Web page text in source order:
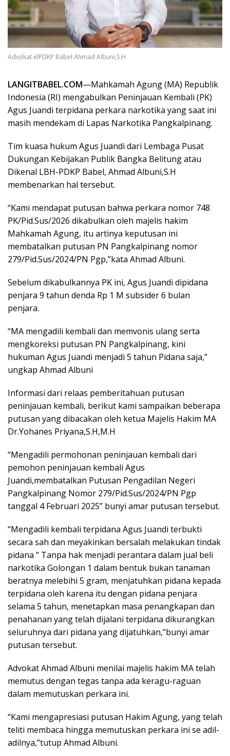
Advokat elPDKP Babel Ahmad Albuni,S.H
LANGITBABEL.COM—Mahkamah Agung (MA) Republik
Indonesia (RI) mengabulkan Peninjauan Kembali (PK)
Agus Juandi terpidana perkara narkotika yang saat ini
masih mendekam di Lapas Narkotika Pangkalpinang.
Tim kuasa hukum Agus Juandi dari Lembaga Pusat
Dukungan Kebijakan Publik Bangka Belitung atau
Dikenal LBH-PDKP Babel, Ahmad Albuni,S.H
membenarkan hal tersebut.
“Kami mendapat putusan bahwa perkara nomor 748
PK/Pid.Sus/2026 dikabulkan oleh majelis hakim
Mahkamah Agung, itu artinya keputusan ini
membatalkan putusan PN Pangkalpinang nomor
279/Pid.Sus/2024/PN Pgp,”kata Ahmad Albuni.
Sebelum dikabulkannya PK ini, Agus Juandi dipidana
penjara 9 tahun denda Rp 1 M subsider 6 bulan
penjara.
“MA mengadili kembali dan memvonis ulang serta
mengkoreksi putusan PN Pangkalpinang, kini
hukuman Agus Juandi menjadi 5 tahun Pidana saja,”
ungkap Ahmad Albuni
Informasi dari relaas pemberitahuan putusan
peninjauan kembali, berikut kami sampaikan beberapa
putusan yang dibacakan oleh ketua Majelis Hakim MA
Dr.Yohanes Priyana,S.H,M.H
“Mengadili permohonan peninjauan kembali dari
pemohon peninjauan kembali Agus
Juandi,membatalkan Putusan Pengadilan Negeri
Pangkalpinang Nomor 279/Pid.Sus/2024/PN Pgp
tanggal 4 Februari 2025” bunyi amar putusan tersebut.
“Mengadili kembali terpidana Agus Juandi terbukti
secara sah dan meyakinkan bersalah melakukan tindak
pidana ” Tanpa hak menjadi perantara dalam jual beli
narkotika Golongan 1 dalam bentuk bukan tanaman
beratnya melebihi 5 gram, menjatuhkan pidana kepada
terpidana oleh karena itu dengan pidana penjara
selama 5 tahun, menetapkan masa penangkapan dan
penahanan yang telah dijalani terpidana dikurangkan
seluruhnya dari pidana yang dijatuhkan,”bunyi amar
putusan tersebut.
Advokat Ahmad Albuni menilai majelis hakim MA telah
memutus dengan tegas tanpa ada keragu-raguan
dalam memutuskan perkara ini.
“Kami mengapresiasi putusan Hakim Agung, yang telah
teliti membaca hingga memutuskan perkara ini se adil-
adilnya,”tutup Ahmad Albuni.